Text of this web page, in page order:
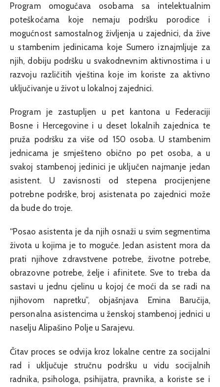
Program omogućava osobama sa intelektualnim
poteškoćama koje nemaju podršku porodice i
mogućnost samostalnog življenja u zajednici, da žive
u stambenim jedinicama koje Sumero iznajmljuje za
njih, dobiju podršku u svakodnevnim aktivnostima i u
razvoju različitih vještina koje im koriste za aktivno
uključivanje u život u lokalnoj zajednici.
Program je zastupljen u pet kantona u Federaciji
Bosne i Hercegovine i u deset lokalnih zajednica te
pruža podršku za više od 150 osoba. U stambenim
jednicama je smješteno obično po pet osoba, a u
svakoj stambenoj jedinici je uključen najmanje jedan
asistent. U zavisnosti od stepena procijenjene
potrebne podrške, broj asistenata po zajednici može
da bude do troje.
“Posao asistenta je da njih osnaži u svim segmentima
života u kojima je to moguće. Jedan asistent mora da
prati njihove zdravstvene potrebe, životne potrebe,
obrazovne potrebe, želje i afinitete. Sve to treba da
sastavi u jednu cjelinu u kojoj će moći da se radi na
njihovom napretku”, objašnjava Emina Baručija,
personalna asistencima u ženskoj stambenoj jednici u
naselju Alipašino Polje u Sarajevu.
Čitav proces se odvija kroz lokalne centre za socijalni
rad i uključuje stručnu podršku u vidu socijalnih
radnika, psihologa, psihijatra, pravnika, a koriste se i